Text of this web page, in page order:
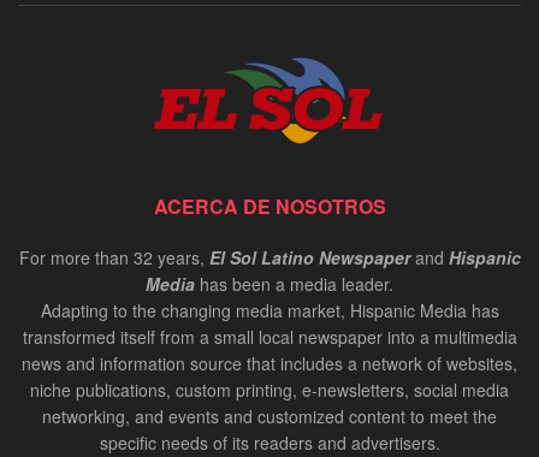
ACERCA DE NOSOTROS
For more than 32 years, El Sol Latino Newspaperand Hispanic
Media has been a media leader.
Adapting to the changing media market, Hispanic Media has
transformed itself from a small local newspaper into a multimedia
news and information source that includes a network of websites,
niche publications, custom printing, e-newsletters, social media
networking, and events and customized content to meet the
specific needs of its readers and advertisers.